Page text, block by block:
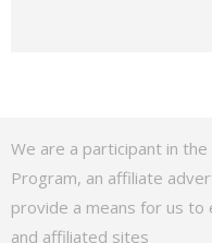
We are a participant in the
Program, an affiliate
provide a means for us to
and affiliated sites